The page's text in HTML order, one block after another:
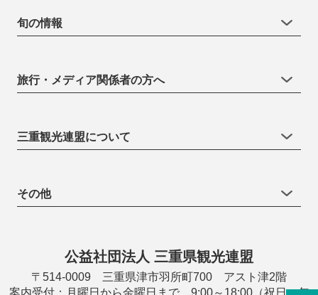
旬の情報
旅行・メディア関係者の方へ
三重観光連盟について
その他
公益社団法人 三重県観光連盟
〒514-0009 三重県津市羽所町700 アスト津2階
案内受付：月曜日から金曜日まで 9:00～18:00（祝日・年